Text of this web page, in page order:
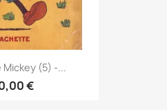
Mickey (5) -...
€